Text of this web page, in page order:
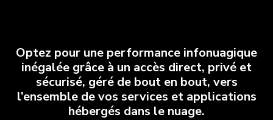
Optez pour une performance infonuagique
inégalée grâce à un accès direct, privé et
sécurisé, géré de bout en bout, vers
l’ensemble de vos services et applications
hébergés dans le nuage.